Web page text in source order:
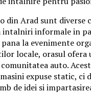
din Arad sunt diverse
intalniri informale in
la evenimente
locale, orasul ofera
auto.
expuse static, ci
de idei si